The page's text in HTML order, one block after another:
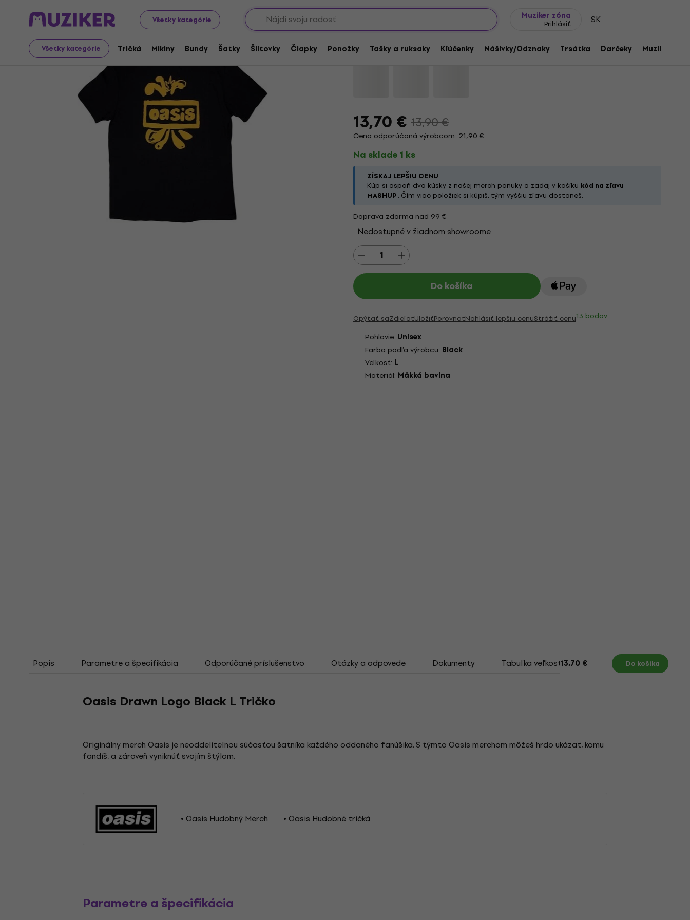
Všetky kategórie
Muziker zóna
Prihlásiť SK
Všetky kategórie Tričká Mikiny Bundy Šatky Šiltovky Čiapky Ponožky Tašky a ruksaky Kľúčenky Nášivky/Odznaky Trsátka Darčeky Muziker
Merch Hudobný Merch Tričká
Oasis Drawn Logo Black L Tričko
Značka:OasisKód produktu:1155678
13,70 € 13,90 €
Cena odporúčaná výrobcom: 21,90 €
Na sklade 1 ks
ZÍSKAJ LEPŠIU CENU
Kúp si aspoň dva kúsky z našej merch ponuky a zadaj v košíku kód na zľavu
MASHUP. Čím viac položiek si kúpiš, tým vyššiu zľavu dostaneš.
Doprava zdarma nad 99 €
Nedostupné v žiadnom showroome
Do košíka
Opýtať saZdieľaťUložiťPorovnaťNahlásiť lepšiu cenuStrážiť cenu13 bodov
Pohlavie: Unisex
Farba podľa výrobcu: Black
Veľkosť: L
Materiál: Mäkká bavlna
Popis Parametre a špecifikácia Odporúčané príslušenstvo Otázky a odpovede Dokumenty Tabuľka veľkostí13,70 € Do košíka
Oasis Drawn Logo Black L Tričko
Originálny merch Oasis je neoddeliteľnou súčasťou šatníka každého oddaného fanúšika. S týmto Oasis merchom môžeš hrdo ukázať, komu
fandíš, a zároveň vyniknúť svojím štýlom.
Oasis Hudobný Merch Oasis Hudobné tričká
Parametre a špecifikácia